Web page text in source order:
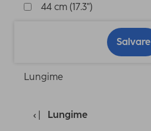
44 cm (17.3")
Salvare
Lungime
Lungime